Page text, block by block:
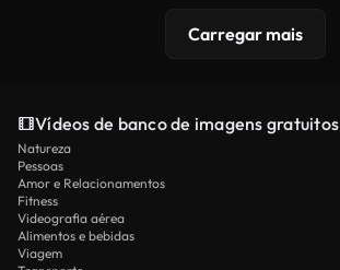
Carregar mais
Vídeos de banco de imagens gratuitos
Natureza
Pessoas
Amor e Relacionamentos
Fitness
Videografia aérea
Alimentos e bebidas
Viagem